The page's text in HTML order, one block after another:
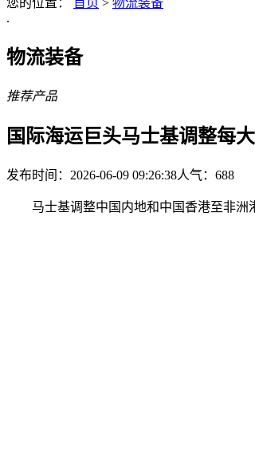
您的位置： 首页 > 物流装备
.
物流装备
推荐产品
国际海运巨头马士基调整每
发布时间：2026-06-09 09:26:38人气： 688
马士基调整中国内地和中国香港至非洲港